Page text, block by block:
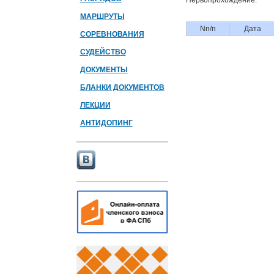
МАРШРУТЫ
СОРЕВНОВАНИЯ
СУДЕЙСТВО
ДОКУМЕНТЫ
БЛАНКИ ДОКУМЕНТОВ
ЛЕКЦИИ
АНТИДОПИНГ
Nп/п Дата